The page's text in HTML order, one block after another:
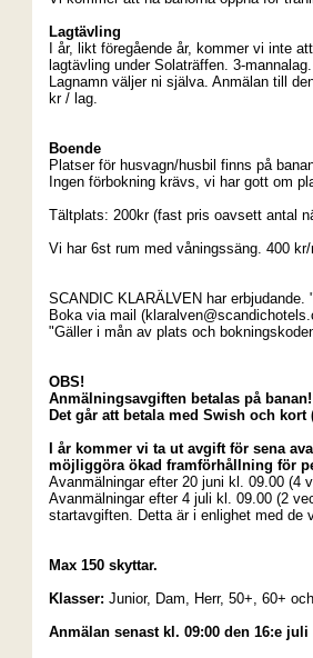
Lagtävling
I år, likt föregående år, kommer vi inte
lagtävling under Solaträffen. 3-
Lagnamn väljer ni själva. Anmälan till
kr / lag.
Boende
Platser för husvagn/husbil finns på
Ingen förbokning krävs, vi har gott om
Tältplats: 200kr (fast pris oavsett antal
Vi har 6st rum med våningssäng. 400
SCANDIC KLARÄLVEN har
Boka via mail
"Gäller i mån av plats och
OBS!
Anmälningsavgiften betalas på banan!
Det går att betala med Swish och
I år kommer vi ta ut avgift för sena
möjliggöra ökad framförhållning för
Avanmälningar efter 20 juni kl. 09.00 (4
Avanmälningar efter 4 juli kl. 09.00 (2
startavgiften. Detta är i enlighet med de
Max 150 skyttar.
Klasser: Junior, Dam, Herr, 50+, 60+
Anmälan senast kl. 09:00 den 16:e juli